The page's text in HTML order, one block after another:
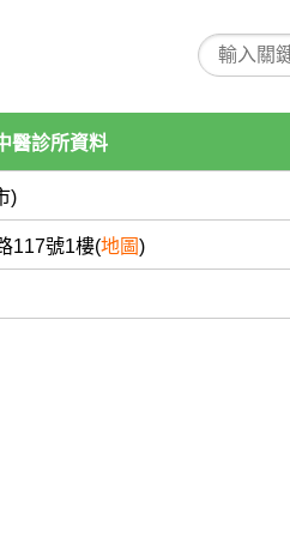
醫診所資料
)
117號1樓(地圖)